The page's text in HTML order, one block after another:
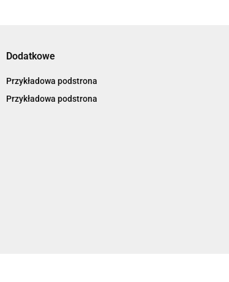
Dodatkowe
Przykładowa podstrona
Przykładowa podstrona